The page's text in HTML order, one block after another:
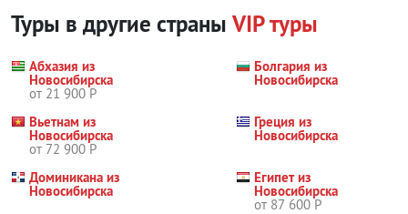
Туры в другие страны VIP туры
Абхазия из
Новосибирска
от 21 900 Р
Болгария из
Новосибирска
Вьетнам из
Новосибирска
от 72 900 Р
Греция из
Новосибирска
Доминикана из
Новосибирска
Египет из
Новосибирска
от 87 600 Р